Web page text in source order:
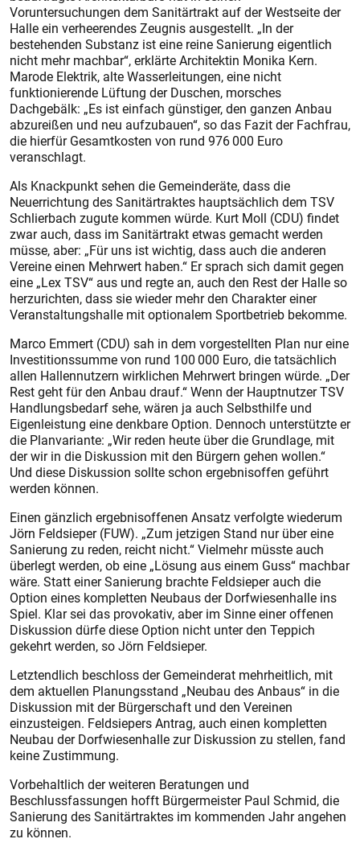
Voruntersuchungen dem Sanitärtrakt auf der Westseite der
Halle ein verheerendes Zeugnis ausgestellt. „In der
bestehenden Substanz ist eine reine Sanierung eigentlich
nicht mehr machbar“, erklärte Architektin Monika Kern.
Marode Elektrik, alte Wasserleitungen, eine nicht
funktionierende Lüftung der Duschen, morsches
Dachgebälk: „Es ist einfach günstiger, den ganzen Anbau
abzureißen und neu aufzubauen“, so das Fazit der Fachfrau,
die hierfür Gesamtkosten von rund 976 000 Euro
veranschlagt.
Als Knackpunkt sehen die Gemeinderäte, dass die
Neuerrichtung des Sanitärtraktes hauptsächlich dem TSV
Schlierbach zugute kommen würde. Kurt Moll (CDU) findet
zwar auch, dass im Sanitärtrakt etwas gemacht werden
müsse, aber: „Für uns ist wichtig, dass auch die anderen
Vereine einen Mehrwert haben.“ Er sprach sich damit gegen
eine „Lex TSV“ aus und regte an, auch den Rest der Halle so
herzurichten, dass sie wieder mehr den Charakter einer
Veranstaltungshalle mit optionalem Sportbetrieb bekomme.
Marco Emmert (CDU) sah in dem vorgestellten Plan nur eine
Investitionssumme von rund 100 000 Euro, die tatsächlich
allen Hallennutzern wirklichen Mehrwert bringen würde. „Der
Rest geht für den Anbau drauf.“ Wenn der Hauptnutzer TSV
Handlungsbedarf sehe, wären ja auch Selbsthilfe und
Eigenleistung eine denkbare Option. Dennoch unterstützte er
die Planvariante: „Wir reden heute über die Grundlage, mit
der wir in die Diskussion mit den Bürgern gehen wollen.“
Und diese Diskussion sollte schon ergebnisoffen geführt
werden können.
Einen gänzlich ergebnisoffenen Ansatz verfolgte wiederum
Jörn Feldsieper (FUW). „Zum jetzigen Stand nur über eine
Sanierung zu reden, reicht nicht.“ Vielmehr müsste auch
überlegt werden, ob eine „Lösung aus einem Guss“ machbar
wäre. Statt einer Sanierung brachte Feldsieper auch die
Option eines kompletten Neubaus der Dorfwiesenhalle ins
Spiel. Klar sei das provokativ, aber im Sinne einer offenen
Diskussion dürfe diese Option nicht unter den Teppich
gekehrt werden, so Jörn Feldsieper.
Letztendlich beschloss der Gemeinderat mehrheitlich, mit
dem aktuellen Planungsstand „Neubau des Anbaus“ in die
Diskussion mit der Bürgerschaft und den Vereinen
einzusteigen. Feldsiepers Antrag, auch einen kompletten
Neubau der Dorfwiesenhalle zur Diskussion zu stellen, fand
keine Zustimmung.
Vorbehaltlich der weiteren Beratungen und
Beschlussfassungen hofft Bürgermeister Paul Schmid, die
Sanierung des Sanitärtraktes im kommenden Jahr angehen
zu können.